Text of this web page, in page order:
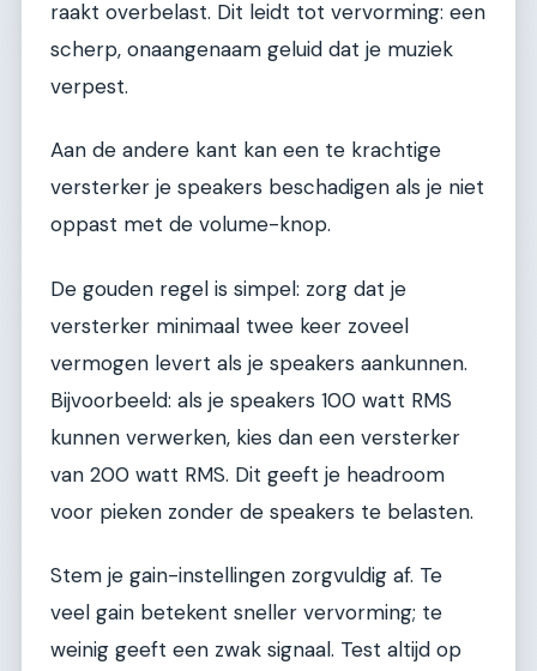
raakt overbelast. Dit leidt tot vervorming: een
scherp, onaangenaam geluid dat je muziek
verpest.
Aan de andere kant kan een te krachtige
versterker je speakers beschadigen als je niet
oppast met de volume-knop.
De gouden regel is simpel: zorg dat je
versterker minimaal twee keer zoveel
vermogen levert als je speakers aankunnen.
Bijvoorbeeld: als je speakers 100 watt RMS
kunnen verwerken, kies dan een versterker
van 200 watt RMS. Dit geeft je headroom
voor pieken zonder de speakers te belasten.
Stem je gain-instellingen zorgvuldig af. Te
veel gain betekent sneller vervorming; te
weinig geeft een zwak signaal. Test altijd op